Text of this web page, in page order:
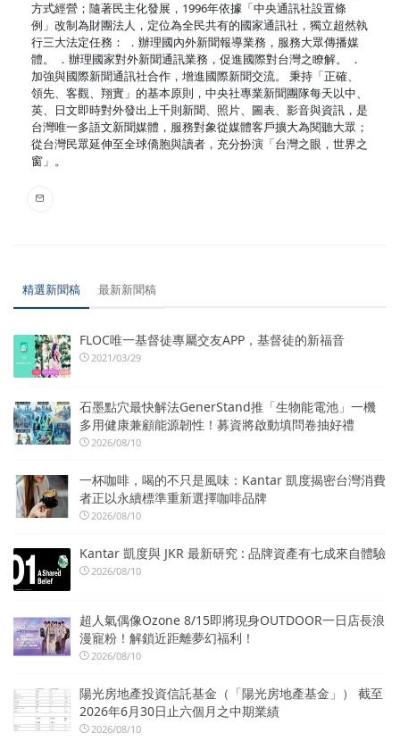
方式經營；隨著民主化發展，1996年依據「中央通訊社設置條
例」改制為財團法人，定位為全民共有的國家通訊社，獨立超然執
行三大法定任務： ．辦理國內外新聞報導業務，服務大眾傳播媒
體。 ．辦理國家對外新聞通訊業務，促進國際對台灣之瞭解。 ．
加強與國際新聞通訊社合作，增進國際新聞交流。 秉持「正確、
領先、客觀、翔實」的基本原則，中央社專業新聞團隊每天以中、
英、日文即時對外發出上千則新聞、照片、圖表、影音與資訊，是
台灣唯一多語文新聞媒體，服務對象從媒體客戶擴大為閱聽大眾；
從台灣民眾延伸至全球僑胞與讀者，充分扮演「台灣之眼，世界之
窗」。
精選新聞稿 最新新聞稿
FLOC唯一基督徒專屬交友APP，基督徒的新福音
2021/03/29
石墨點穴最快解法GenerStand推「生物能電池」一機
多用健康兼顧能源韌性！募資將啟動填問卷抽好禮
2026/08/10
一杯咖啡，喝的不只是風味：Kantar 凱度揭密台灣消費
者正以永續標準重新選擇咖啡品牌
2026/08/10
Kantar 凱度與 JKR 最新研究 : 品牌資產有七成來自體驗
2026/08/10
超人氣偶像Ozone 8/15即將現身OUTDOOR一日店長浪
漫寵粉！解鎖近距離夢幻福利！
2026/08/10
陽光房地產投資信託基金（「陽光房地產基金」） 截至
2026年6月30日止六個月之中期業績
2026/08/10